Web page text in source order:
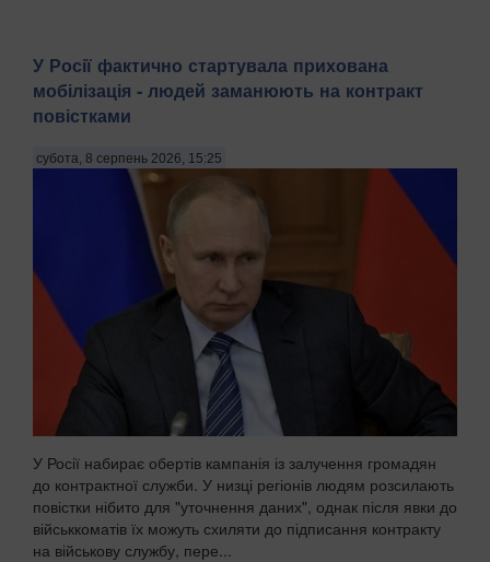
У Росії фактично стартувала прихована
мобілізація - людей заманюють на контракт
повістками
субота, 8 серпень 2026, 15:25
У Росії набирає обертів кампанія із залучення громадян
до контрактної служби. У низці регіонів людям розсилають
повістки нібито для "уточнення даних", однак після явки до
військкоматів їх можуть схиляти до підписання контракту
на військову службу, пере...